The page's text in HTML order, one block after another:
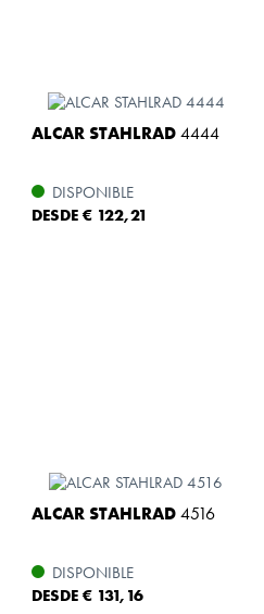
ALCAR STAHLRAD4444
DISPONIBLE
DESDE € 122,21
ALCAR STAHLRAD4516
DISPONIBLE
DESDE € 131,16